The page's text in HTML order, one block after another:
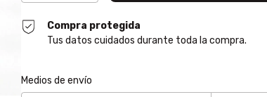
Compra protegida
Tus datos cuidados durante toda la compra.
Entregas para el CP:
Medios de envío